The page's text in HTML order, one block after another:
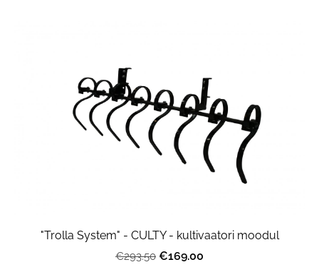
"Trolla System" - CULTY - kultivaatori moodul
€293.50 €169.00